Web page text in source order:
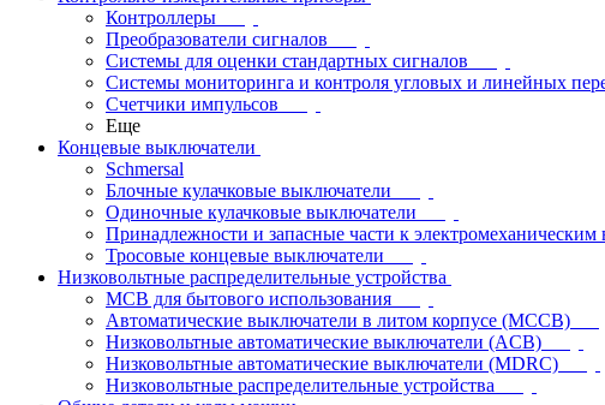
Контроллеры
Преобразователи сигналов
Системы для оценки стандартных сигналов
Системы мониторинга и контроля угловых и линейных
Счетчики импульсов
Еще
Концевые выключатели
Schmersal
Блочные кулачковые выключатели
Одиночные кулачковые выключатели
Принадлежности и запасные части к
Тросовые концевые выключатели
Низковольтные распределительные устройства
MCB для бытового использования
Автоматические выключатели в литом корпусе (MCCB)
Низковольтные автоматические выключатели (ACB)
Низковольтные автоматические выключатели (MDRC)
Низковольтные распределительные устройства